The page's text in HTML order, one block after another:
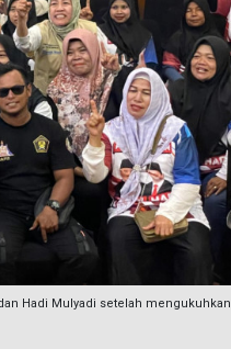
Hadi Mulyadi setelah mengukuhkan